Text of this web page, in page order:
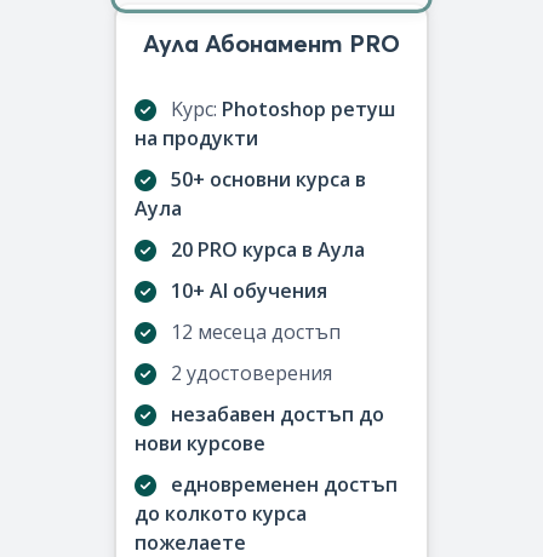
Аула Абонамент PRO
Kурс: Photoshop ретуш
на продукти
50+ основни курса в
Аула
20 PRO курса в Аула
10+ AI обучения
12 месеца достъп
2 удостоверения
незабавен достъп до
нови курсове
едновременен достъп
до колкото курса
пожелаете